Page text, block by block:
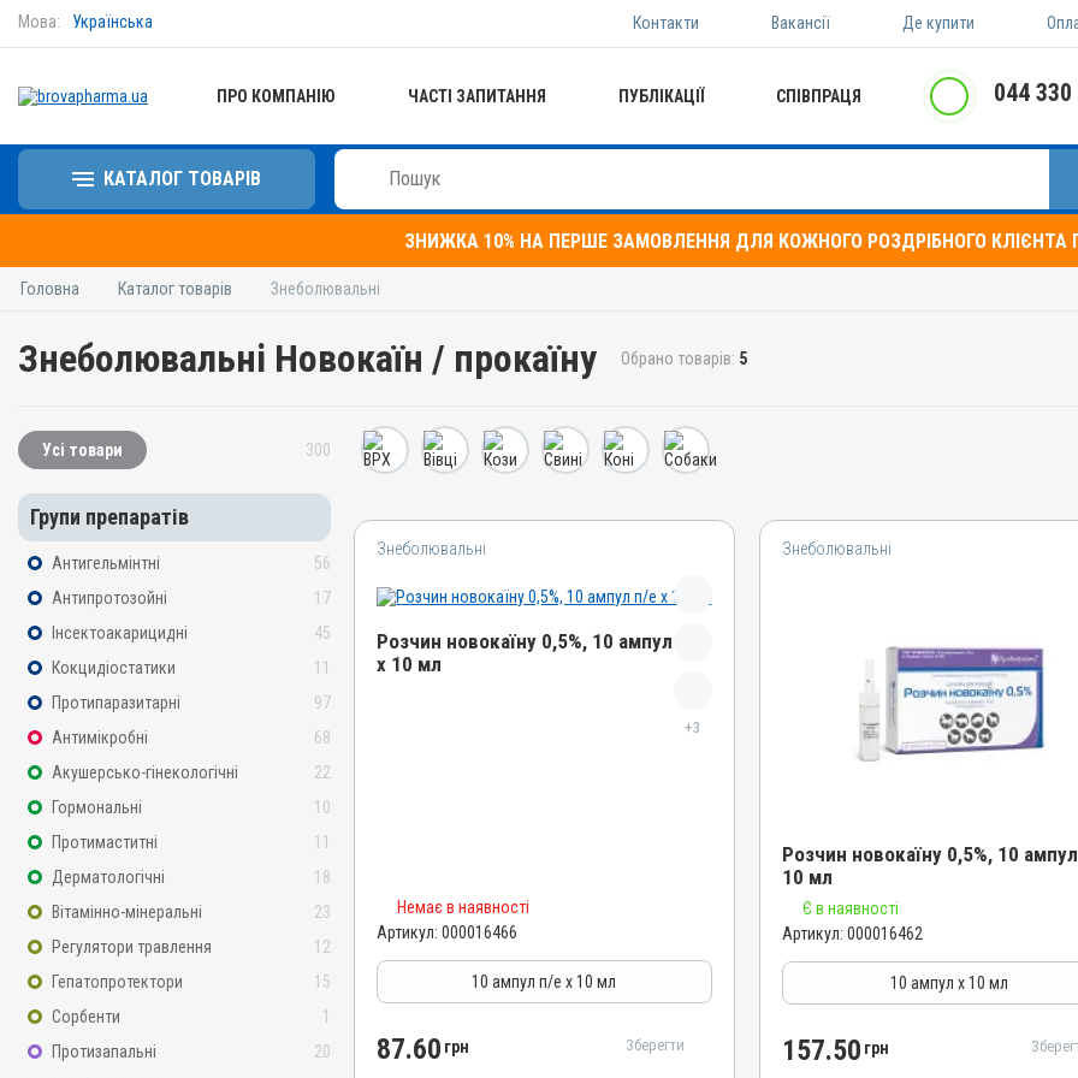
Мова: Українська Контакти Вакансії Де купити
ПРО КОМПАНІЮ ЧАСТІ ЗАПИТАННЯ ПУБЛІКАЦІЇ СПІВПРАЦЯ 044
КАТАЛОГ ТОВАРІВ
ЗНИЖКА 10% НА ПЕРШЕ ЗАМОВЛЕННЯ ДЛЯ КОЖНОГО РОЗДРІБНОГО КЛІЄНТА
Головна Каталог товарів Знеболювальні
Знеболювальні Новокаїн / прокаїну Обрано товарів: 5
Усі товари 300
Групи препаратів
Антигельмінтні
56
Антипротозойні
17
Інсектоакарицидні
45
Кокцидіостатики
11
Протипаразитарні
97
Антимікробні
68
Акушерсько-гінекологічні
22
Гормональні
10
Протимаститні
11
Дерматологічні
18
Вітамінно-мінеральні
23
Регулятори травлення
12
Гепатопротектори
15
Сорбенти
1
Протизапальні
20
Знеболювальні
Розчин новокаїну 0,5%, 10 ампул п/е
х 10 мл
+3
АВ-01992-01-10
Знеболювальні
Розчин
Немає в наявності
Артикул: 000016466
10 ампул п/е х 10 мл
87.60 грн Зберегти
Знеболювальні
Розчин новокаїну 0,5%, 10
10 мл
Назва препарату
Розчин новокаїну 0,5%
000016462
Штрихкод
4820012503582
Є в наявності
Артикул: 000016462
10 ампул х 10 мл
157.50 грн